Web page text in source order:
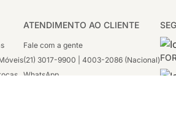
ATENDIMENTO AO CLIENTE
Fale com a gente
(21) 3017-9900 | 4003-2086 (Nacional)
WhatsApp